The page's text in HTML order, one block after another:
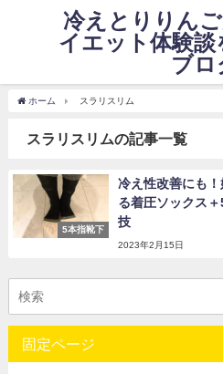
冷えとりりん
イエット体験談
ブロ
ホーム スラリスリム
スラリスリムの記事一覧
5本指靴下
冷え性改善にも
る着圧ソックス
技
2023年2月15日
固定ページ